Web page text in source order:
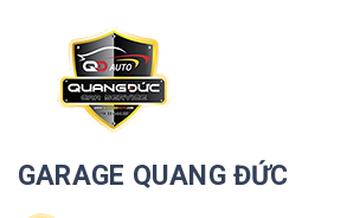
GARAGE QUANG ĐỨC